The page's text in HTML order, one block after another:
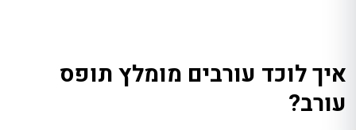
איך לוכד עורבים מומלץ תופס
עורב?